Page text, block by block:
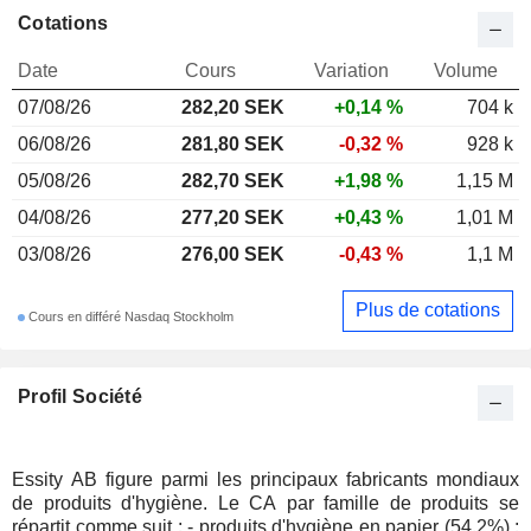
Profil Société
Essity AB figure parmi les principaux fabricants mondiaux
de produits d'hygiène. Le CA par famille de produits se
répartit comme suit : - produits d'hygiène en papier (54,2%) :
Cotations
Date Cours Variation
Volume
07/08/26
282,20 SEK +0,14 %
704 k
06/08/26
281,80 SEK -0,32 %
928 k
05/08/26
282,70 SEK +1,98 %
1,15 M
04/08/26
277,20 SEK +0,43 %
1,01 M
03/08/26
276,00 SEK -0,43 % 1,1 M
Cours en différé Nasdaq Stockholm Plus de cotations